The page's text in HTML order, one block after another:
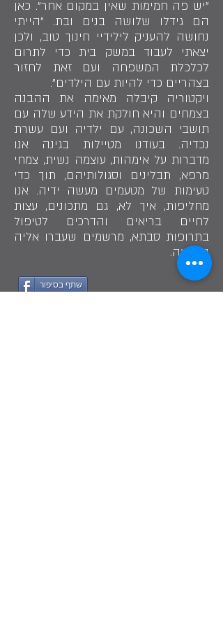
"יש פה חמימות שאין במקום אחר". כאן
הם גידלו שלושה בנים ובת. "הייתי
נחושה להעניק לילידיי חינוך טוב, ולכן
יצאתי לעבוד במשק בית כדי לתרום
לכלכלת המשפחה ועם זאת לחזור
בצהריים כדי להיות עם הילדים".
ויקטוריה קיבלה מאימה את ההבנה
בצמחים והיא חולקת את הידע שלה עם
תושבי השכונה, עם ילדיה ועם עשרת
נכדיה. בעודנו מטיילות בגינה אנו
מדברות על אימהות, עוצמה נשית, צמחי
מרפא, תבלינים וסגולותיהם, תוך כדי
טעימות של מטעמים מעשה ידיה. אנו
מחליפות, איך לא, גם מתכונים, עצות
לחיים בריאים והדרכים לטיפול
בתרופות סבתא, מרשמים שעברו אליה
בירושה.
שתף בסיפור